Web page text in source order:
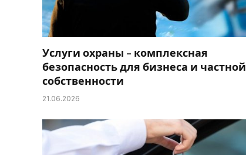
Услуги охраны – комплексная
безопасность для бизнеса и частной
собственности
21.06.2026